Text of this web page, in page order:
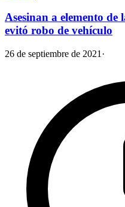
Asesinan a elemento
evitó robo de vehículo
26 de septiembre de 2021 ·